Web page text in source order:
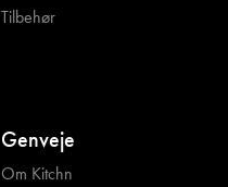
Tilbehør
Genveje
Om Kitchn